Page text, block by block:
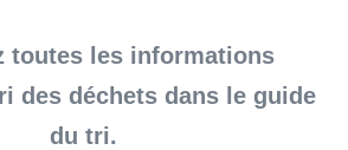
toutes les informations
des déchets dans le guide
du tri.